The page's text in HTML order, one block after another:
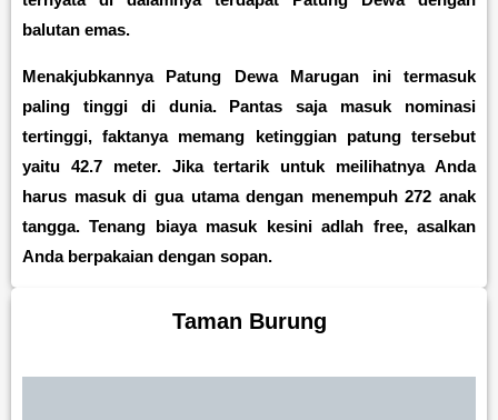
balutan emas.
Menakjubkannya Patung Dewa Marugan ini termasuk
paling tinggi di dunia. Pantas saja masuk nominasi
tertinggi, faktanya memang ketinggian patung tersebut
yaitu 42.7 meter. Jika tertarik untuk meilihatnya Anda
harus masuk di gua utama dengan menempuh 272 anak
tangga. Tenang biaya masuk kesini adlah free, asalkan
Anda berpakaian dengan sopan.
Taman Burung